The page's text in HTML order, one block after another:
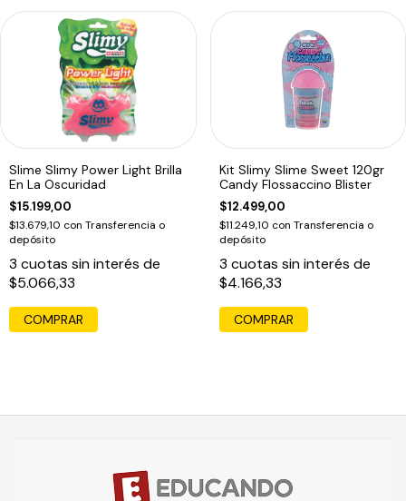
Slime Slimy Power Light Brilla
En La Oscuridad
$15.199,00
$13.679,10 con Transferencia o
depósito
3 cuotas sin interés de
$5.066,33
COMPRAR
Kit Slimy Slime Sweet 120gr
Candy Flossaccino Blister
$12.499,00
$11.249,10 con Transferencia o
depósito
3 cuotas sin interés de
$4.166,33